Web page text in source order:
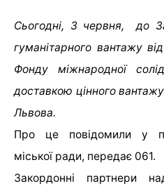
Сьогодні, 3 червня, до
гуманітарного вантажу
Фонду міжнародної
доставкою цінного
Львова.
Про це повідомили у
міської ради, передає 061.
Закордонні партнери